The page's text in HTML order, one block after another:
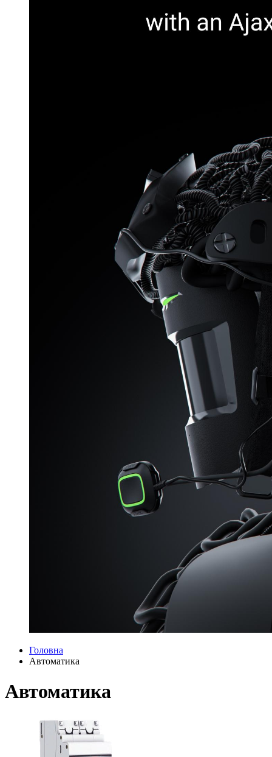
Головна
Автоматика
Автоматика